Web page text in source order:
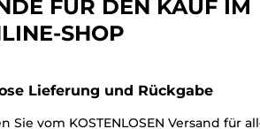
FÜR DEN KAUF IM
SHOP
Lieferung und Rückgabe
Sie vom KOSTENLOSEN Versand für